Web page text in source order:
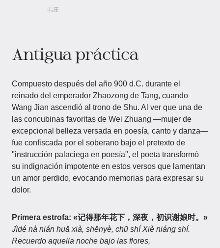
韦庄
Antigua práctica
Compuesto después del año 900 d.C. durante el
reinado del emperador Zhaozong de Tang, cuando
Wang Jian ascendió al trono de Shu. Al ver que una de
las concubinas favoritas de Wei Zhuang —mujer de
excepcional belleza versada en poesía, canto y danza—
fue confiscada por el soberano bajo el pretexto de
"instrucción palaciega en poesía", el poeta transformó
su indignación impotente en estos versos que lamentan
un amor perdido, evocando memorias para expresar su
dolor.
Primera estrofa: «记得那年花下，深夜，初识谢娘时。»
Jìdé nà nián huā xià, shēnyè, chū shí Xiè niáng shí.
Recuerdo aquella noche bajo las flores,